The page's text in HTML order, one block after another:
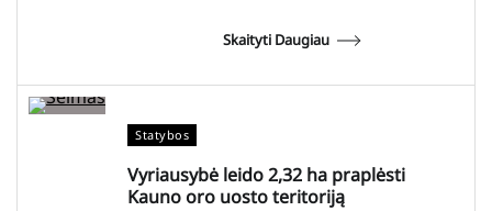
Skaityti Daugiau
Statybos
Vyriausybė leido 2,32 ha praplėsti
Kauno oro uosto teritoriją